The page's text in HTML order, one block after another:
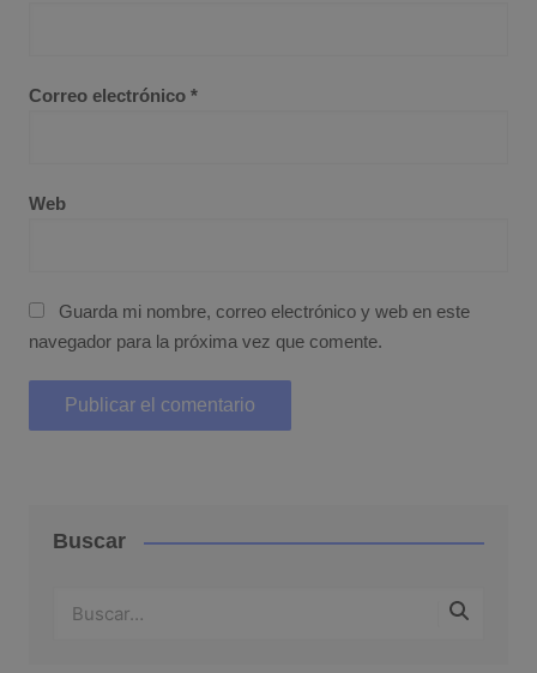
Correo electrónico *
Web
Guarda mi nombre, correo electrónico y web en este
navegador para la próxima vez que comente.
Buscar